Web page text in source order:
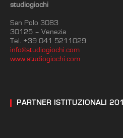
studiogiochi
San Polo 3083
30125 – Venezia
Tel. +39 041 5211029
info@studiogiochi.com
www.studiogiochi.com
PARTNER ISTITUZIONALI